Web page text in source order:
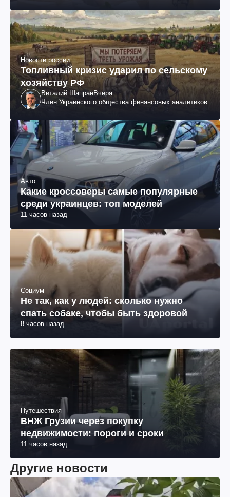
Новости россии
Топливный кризис ударил по сельскому
хозяйству РФ
Виталий ШапранВчера
Член Украинского общества финансовых аналитиков
Авто
Какие кроссоверы самые популярные
среди украинцев: топ моделей
11 часов назад
Социум
Не так, как у людей: сколько нужно
спать собаке, чтобы быть здоровой
8 часов назад
Путешествия
ВНЖ Грузии через покупку
недвижимости: пороги и сроки
11 часов назад
Другие новости